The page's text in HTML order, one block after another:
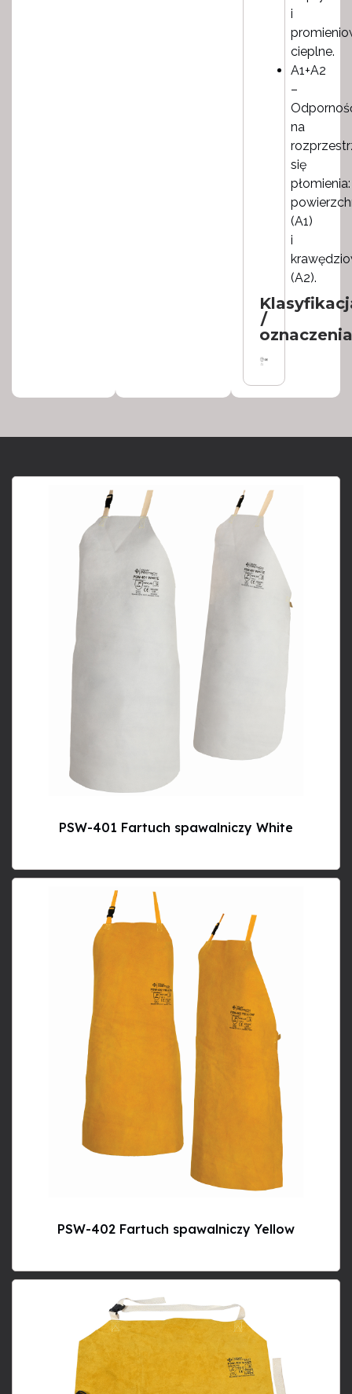
i
cieplne.
A1+A2
–
na
się
płomienia:
(A1)
i
(A2).
/
oznaczenia
PSW-401 Fartuch spawalniczy White
PSW-402 Fartuch spawalniczy Yellow